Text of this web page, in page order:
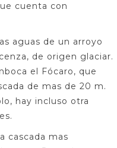
cuenta con
aguas de un arroyo
de origen glaciar.
el Fócaro, que
de mas de 20 m.
hay incluso otra
cascada mas